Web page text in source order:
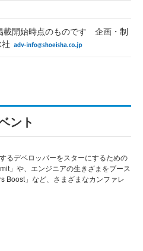
載開始時点のものです 企画・制
ント
るデベロッパーをスターにするための
」や、エンジニアの生きざまをブース
Boost」など、さまざまなカンファレ